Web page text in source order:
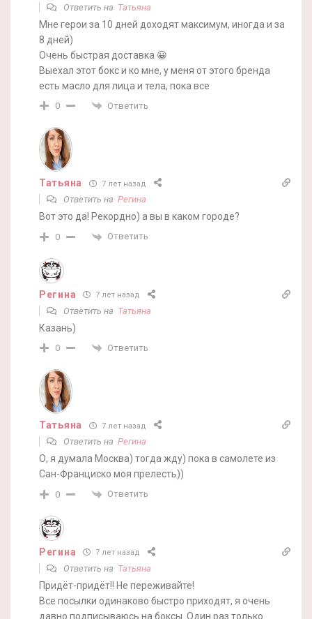
Ответить на Татьяна
Мне герои за 10 дней доходят максимум, иногда и за
8 дней)
Очень быстрая доставка 😀
Выехал этот бокс и ко мне, у меня от этого бренда
есть масло для лица и тела, пока все
0 Ответить
Татьяна 7 лет назад
Ответить на Регина
Вот это да! Рекордно) а вы в каком городе?
0 Ответить
Регина 7 лет назад
Ответить на Татьяна
Казань)
0 Ответить
Татьяна 7 лет назад
Ответить на Регина
О, я думала Москва) тогда жду) пока в самолете из
Сан-Франциско моя прелесть))
0 Ответить
Регина 7 лет назад
Ответить на Татьяна
Придёт-придёт!! Не переживайте!
Все посылки одинаково быстро приходят, я очень
давно подписываюсь на боксы. Один раз только